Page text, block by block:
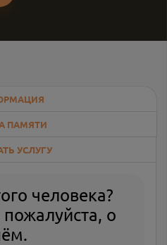
ПАМЯТИ
УСЛУГУ
человека?
о